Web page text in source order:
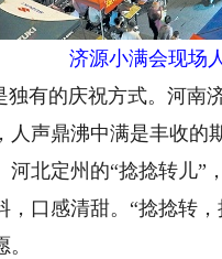
济源小满会现场
有的庆祝方式。河南
人声鼎沸中满是丰收
河北定州的“捻捻转儿
，口感清甜。“捻捻转